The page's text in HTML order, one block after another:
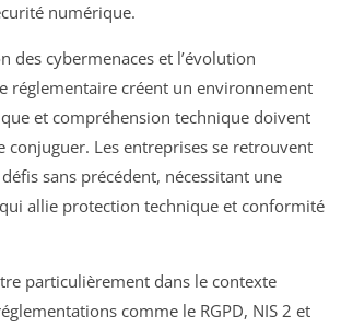
numérique.
des cybermenaces et l’évolution
réglementaire créent un environnement
et compréhension technique doivent
conjuguer. Les entreprises se retrouvent
sans précédent, nécessitant une
allie protection technique et conformité
particulièrement dans le contexte
comme le RGPD, NIS 2 et